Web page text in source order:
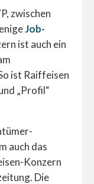
zwischen
Job-
ist auch ein
ist Raiffeisen
„Profil“
auch das
Konzern
Die